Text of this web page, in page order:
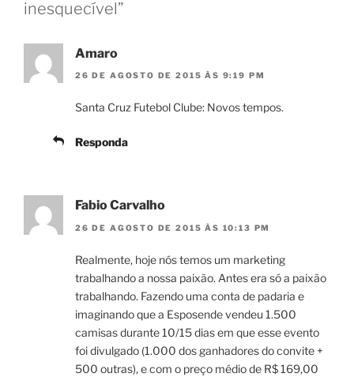
inesquecível”
Amaro
26 DE AGOSTO DE 2015 ÀS 9:19 PM
Santa Cruz Futebol Clube: Novos tempos.
Responda
Fabio Carvalho
26 DE AGOSTO DE 2015 ÀS 10:13 PM
Realmente, hoje nós temos um marketing
trabalhando a nossa paixão. Antes era só a paixão
trabalhando. Fazendo uma conta de padaria e
imaginando que a Esposende vendeu 1.500
camisas durante 10/15 dias em que esse evento
foi divulgado (1.000 dos ganhadores do convite +
500 outras), e com o preço médio de R$ 169,00